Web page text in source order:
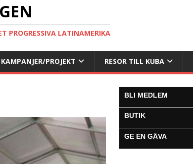
PROGRESSIVA LATINAMERIKA
KAMPANJER/PROJEKT RESOR TILL KUBA
BLI MEDLEM
BUTIK
GE EN GÅVA